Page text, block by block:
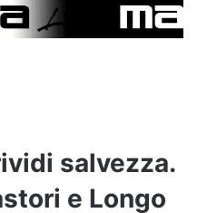
salvezza.
e Longo